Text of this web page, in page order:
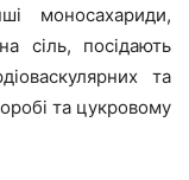
моносахариди,
сіль, посідають
та
та цукровому